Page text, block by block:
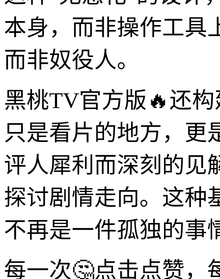
本身，而非操作工具
而非奴役人。
黑桃TV官方版🔥还
只是看片的地方，更
评人犀利而深刻的见
探讨剧情走向。这种
不再是一件孤独的事
每一次🤔点击点赞，